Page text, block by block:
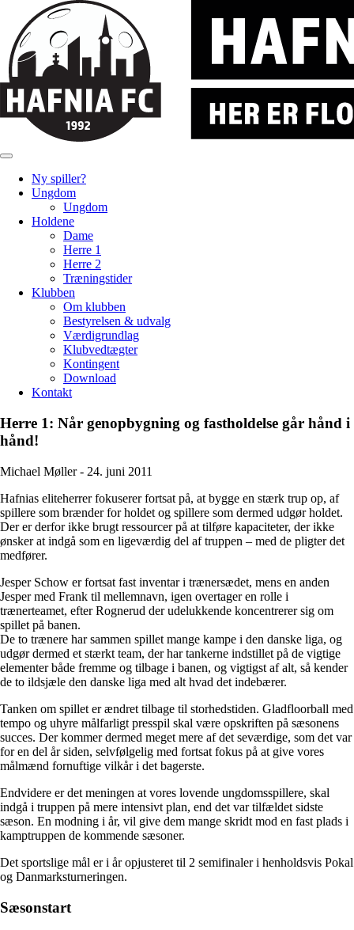
Ny spiller?
Ungdom
Ungdom
Holdene
Dame
Herre 1
Herre 2
Træningstider
Klubben
Om klubben
Bestyrelsen & udvalg
Værdigrundlag
Klubvedtægter
Kontingent
Download
Kontakt
Herre 1: Når genopbygning og fastholdelse går hånd i
hånd!
Michael Møller - 24. juni 2011
Hafnias eliteherrer fokuserer fortsat på, at bygge en stærk trup op, af
spillere som brænder for holdet og spillere som dermed udgør holdet.
Der er derfor ikke brugt ressourcer på at tilføre kapaciteter, der ikke
ønsker at indgå som en ligeværdig del af truppen – med de pligter det
medfører.
Jesper Schow er fortsat fast inventar i trænersædet, mens en anden
Jesper med Frank til mellemnavn, igen overtager en rolle i
trænerteamet, efter Rognerud der udelukkende koncentrerer sig om
spillet på banen.
De to trænere har sammen spillet mange kampe i den danske liga, og
udgør dermed et stærkt team, der har tankerne indstillet på de vigtige
elementer både fremme og tilbage i banen, og vigtigst af alt, så kender
de to ildsjæle den danske liga med alt hvad det indebærer.
Tanken om spillet er ændret tilbage til storhedstiden. Gladfloorball med
tempo og uhyre målfarligt presspil skal være opskriften på sæsonens
succes. Der kommer dermed meget mere af det seværdige, som det var
for en del år siden, selvfølgelig med fortsat fokus på at give vores
målmænd fornuftige vilkår i det bagerste.
Endvidere er det meningen at vores lovende ungdomsspillere, skal
indgå i truppen på mere intensivt plan, end det var tilfældet sidste
sæson. En modning i år, vil give dem mange skridt mod en fast plads i
kamptruppen de kommende sæsoner.
Det sportslige mål er i år opjusteret til 2 semifinaler i henholdsvis Pokal
og Danmarksturneringen.
Sæsonstart